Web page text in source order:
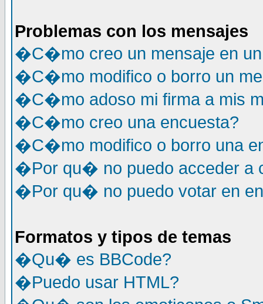
Problemas con los mensajes
�C�mo creo un mensaje en un
�C�mo modifico o borro un
�C�mo adoso mi firma a mis
�C�mo creo una encuesta?
�C�mo modifico o borro una
�Por qu� no puedo acceder a
�Por qu� no puedo votar en
Formatos y tipos de temas
�Qu� es BBCode?
�Puedo usar HTML?